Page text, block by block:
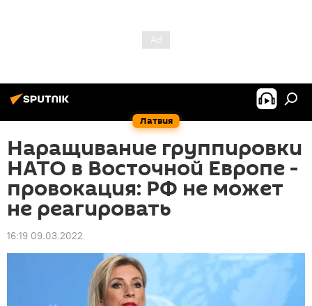
Латвия
Наращивание группировки
НАТО в Восточной Европе -
провокация: РФ не может
не реагировать
16:19 09.03.2022